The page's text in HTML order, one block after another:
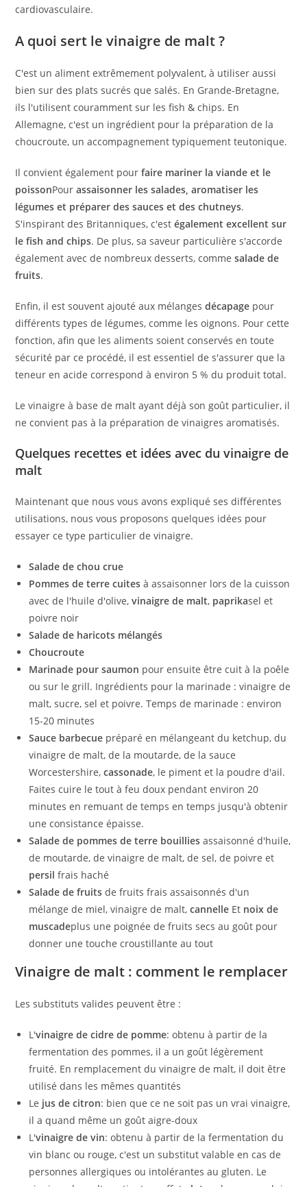
cardiovasculaire.
A quoi sert le vinaigre de malt ?
C'est un aliment extrêmement polyvalent, à utiliser aussi
bien sur des plats sucrés que salés. En Grande-Bretagne,
ils l'utilisent couramment sur les fish & chips. En
Allemagne, c'est un ingrédient pour la préparation de la
choucroute, un accompagnement typiquement teutonique.
Il convient également pourfaire mariner la viande et le
poissonPourassaisonner les salades, aromatiser les
légumes et préparer des sauces et des chutneys.
S'inspirant des Britanniques, c'estégalement excellent sur
le fish and chips. De plus, sa saveur particulière s'accorde
également avec de nombreux desserts, commesalade de
fruits.
Enfin, il est souvent ajouté aux mélangesdécapage pour
différents types de légumes, comme les oignons. Pour cette
fonction, afin que les aliments soient conservés en toute
sécurité par ce procédé, il est essentiel de s'assurer que la
teneur en acide correspond à environ 5 % du produit total.
Le vinaigre à base de malt ayant déjà son goût particulier, il
ne convient pas à la préparation de vinaigres aromatisés.
Quelques recettes et idées avec du vinaigre de
malt
Maintenant que nous vous avons expliqué ses différentes
utilisations, nous vous proposons quelques idées pour
essayer ce type particulier de vinaigre.
Salade de chou crue
Pommes de terre cuites à assaisonner lors de la cuisson
avec de l'huile d'olive,vinaigre de malt, paprikasel et
poivre noir
Salade de haricots mélangés
Choucroute
Marinade pour saumon pour ensuite être cuit à la poêle
ou sur le grill. Ingrédients pour la marinade : vinaigre de
malt, sucre, sel et poivre. Temps de marinade : environ
15-20 minutes
Sauce barbecue préparé en mélangeant du ketchup, du
vinaigre de malt, de la moutarde, de la sauce
Worcestershire,cassonade, le piment et la poudre d'ail.
Faites cuire le tout à feu doux pendant environ 20
minutes en remuant de temps en temps jusqu'à obtenir
une consistance épaisse.
Salade de pommes de terre bouillies assaisonné d'huile,
de moutarde, de vinaigre de malt, de sel, de poivre et
persil frais haché
Salade de fruits de fruits frais assaisonnés d'un
mélange de miel, vinaigre de malt,cannelle Et noix de
muscadeplus une poignée de fruits secs au goût pour
donner une touche croustillante au tout
Vinaigre de malt : comment le remplacer
Les substituts valides peuvent être :
L'vinaigre de cidre de pomme: obtenu à partir de la
fermentation des pommes, il a un goût légèrement
fruité. En remplacement du vinaigre de malt, il doit être
utilisé dans les mêmes quantités
Le jus de citron: bien que ce ne soit pas un vrai vinaigre,
il a quand même un goût aigre-doux
L'vinaigre de vin: obtenu à partir de la fermentation du
vin blanc ou rouge, c'est un substitut valable en cas de
personnes allergiques ou intolérantes au gluten. Le